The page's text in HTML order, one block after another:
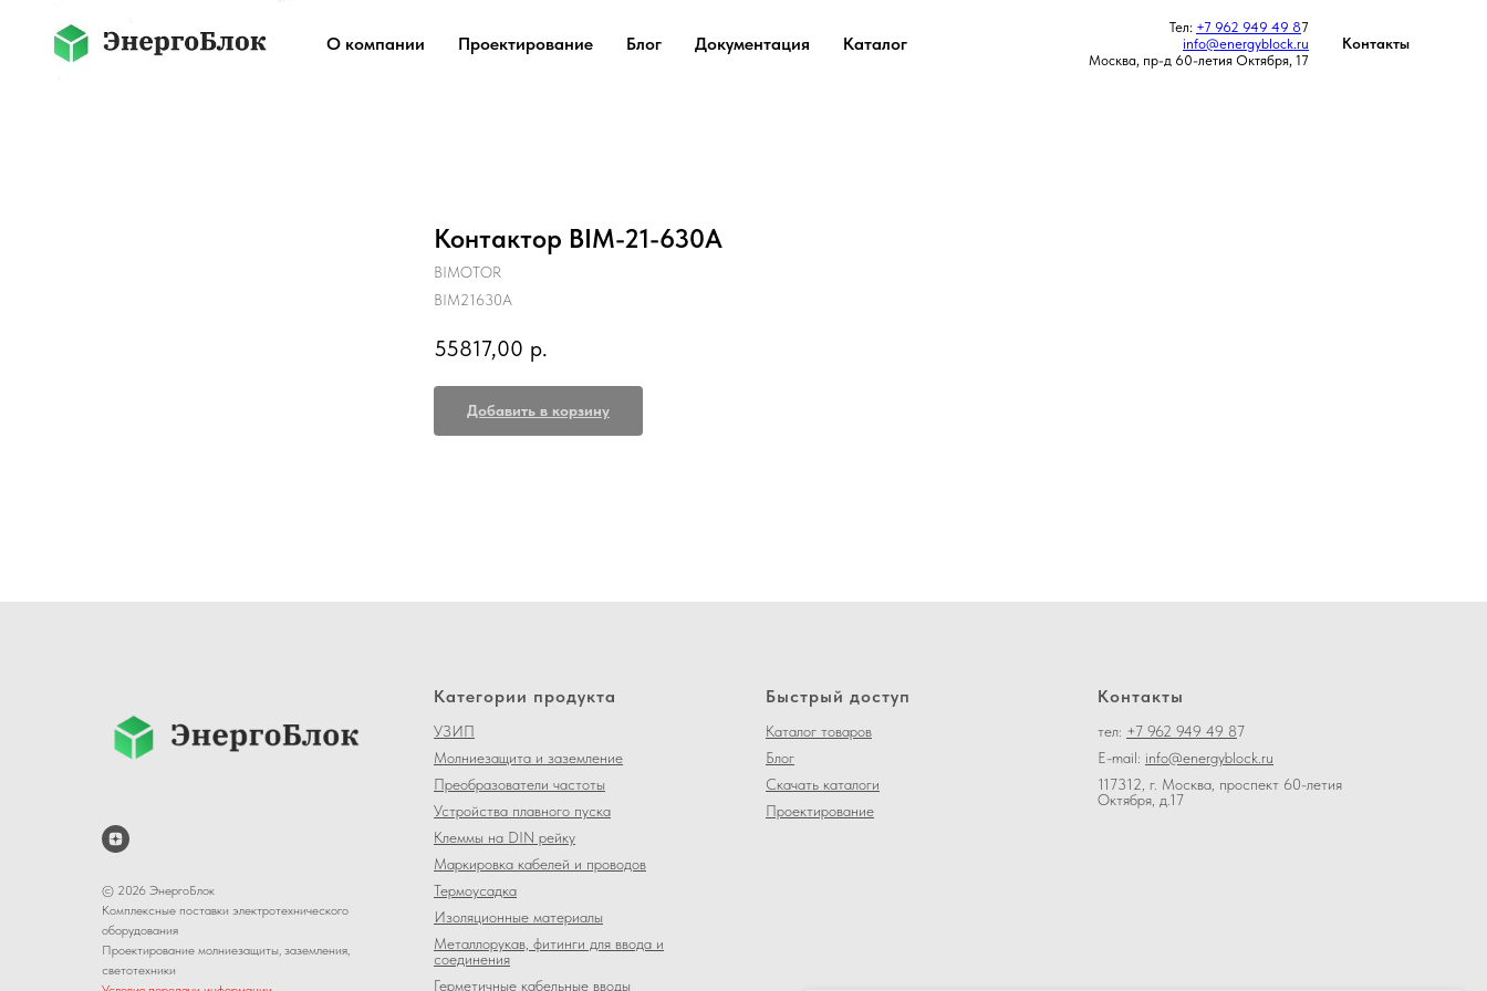
О компании Проектирование Блог Документация Каталог
Тел: +7 962 949 49 87
info@energyblock.ru
Москва, пр-д 60-летия Октября, 17
Контакты
Контактор BIM-21-630A
BIMOTOR
BIM21630A
55817,00 р.
Добавить в корзину
© 2026 ЭнергоБлок
Комплексные поставки электротехнического
оборудования
Проектирование молниезащиты, заземления,
светотехники
Категории продукта
УЗИП
Молниезащита и заземление
Преобразователи частоты
Устройства плавного пуска
Клеммы на DIN рейку
Маркировка кабелей и проводов
Термоусадка
Изоляционные материалы
Металлорукав, фитинги для ввода и
соединения
Герметичные кабельные вводы
Быстрый доступ
Каталог товаров
Блог
Скачать каталоги
Проектирование
Контакты
тел: +7 962 949 49 87
E-mail: info@energyblock.ru
117312, г. Москва, проспект 60-летия
Октября, д.17